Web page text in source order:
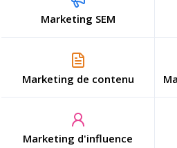
Marketing SEM
Marketing de contenu
Marketing d'influence